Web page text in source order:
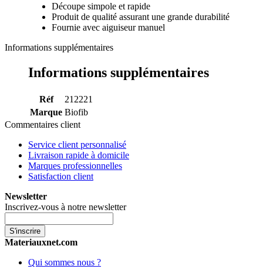
Découpe simpole et rapide
Produit de qualité assurant une grande durabilité
Fournie avec aiguiseur manuel
Informations supplémentaires
Informations supplémentaires
Réf
212221
Marque Biofib
Commentaires client
Service client personnalisé
Livraison rapide à domicile
Marques professionnelles
Satisfaction client
Newsletter
Inscrivez-vous à notre newsletter
S'inscrire
Materiauxnet.com
Qui sommes nous ?